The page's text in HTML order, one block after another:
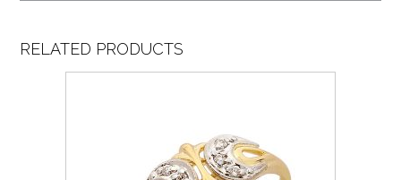
RELATED PRODUCTS